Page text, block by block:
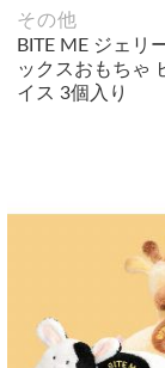
その他
BITE ME ジェリ
ックスおもちゃ
イス 3個入り